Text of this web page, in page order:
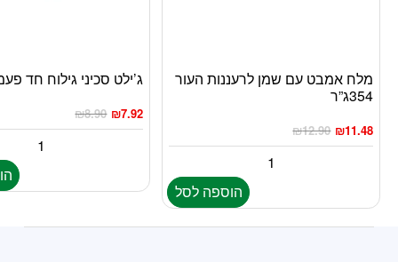
מלח אמבט עם שמן לרעננות העור
354ג”ר
₪12.90 ₪11.48
הוספה לסל
ג’ילט סכיני גילוח חד פעמי
₪8.90 ₪7.92